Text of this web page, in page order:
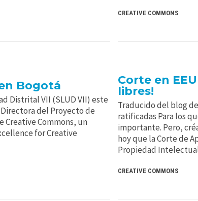
CREATIVE COMMONS
Bogotá
Distrital VII (SLUD VII) este
Directora del Proyecto de
Creative Commons, un
for Creative
Corte en
libres!
Traducido del blog
ratificadas Para los
importante. Pero,
hoy que la Corte de
Propiedad
CREATIVE COMMONS